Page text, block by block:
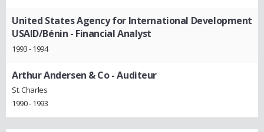
United States Agency for International Development
USAID/Bénin - Financial Analyst
1993 - 1994
Arthur Andersen & Co- Auditeur
St. Charles
1990 - 1993